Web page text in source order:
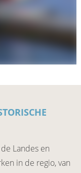
Landes en
in de regio, van